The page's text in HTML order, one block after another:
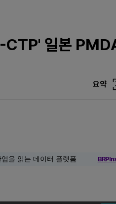
CTP' 일본
요약
을 읽는 데이터 플랫폼